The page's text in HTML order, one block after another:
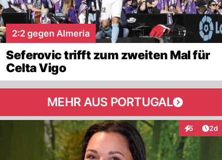
2:2 gegen Almeria
Seferovic trifft zum zweiten Mal für
Celta Vigo
MEHR AUS PORTUGAL
5 2d